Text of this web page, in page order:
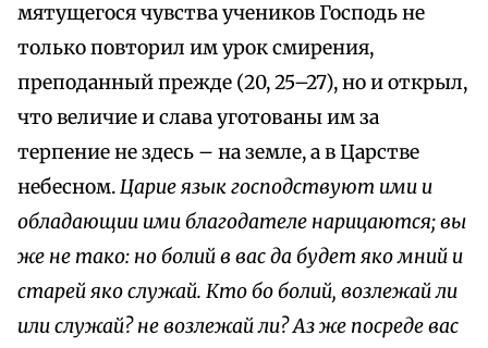
мятущегося чувства учеников Господь не
только повторил им урок смирения,
преподанный прежде (20, 25–27), но и открыл,
что величие и слава уготованы им за
терпение не здесь – на земле, а в Царстве
небесном.Царие язык господствуют ими и
обладающии ими благодателе нарицаются; вы
же не mакo: но болий в вас да будет яко мний и
старей яко служай. Кто бо болий, возлежай ли
или служай? не возлежай ли? Аз же посреде вас